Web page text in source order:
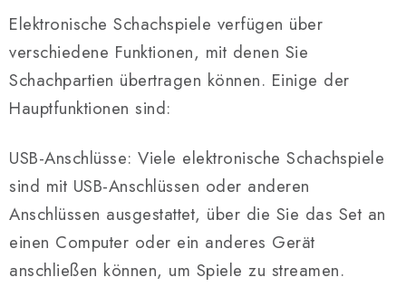
t
e
u
e
r
l
e
m
e
n
t
Elektronische Schachspiele verfügen über
verschiedene Funktionen, mit denen Sie
Schachpartien übertragen können. Einige der
Hauptfunktionen sind:
USB-Anschlüsse: Viele elektronische Schachspiele
sind mit USB-Anschlüssen oder anderen
Anschlüssen ausgestattet, über die Sie das Set an
einen Computer oder ein anderes Gerät
anschließen können, um Spiele zu streamen.